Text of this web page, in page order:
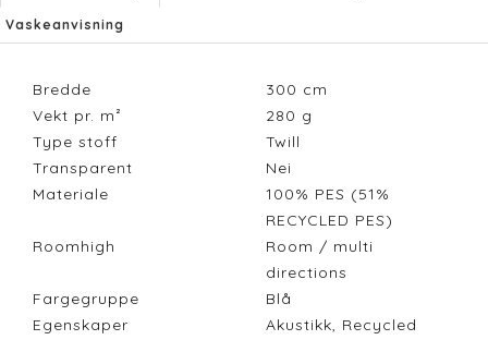
Vaskeanvisning
Bredde 300 cm
Vekt pr. m²
280 g
Type stoff
Twill
Transparent
Nei
Materiale
100% PES (51%
RECYCLED PES)
Roomhigh
Room / multi
directions
Fargegruppe
Blå
Egenskaper
Akustikk, Recycled